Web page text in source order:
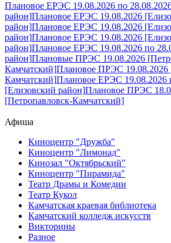
Плановое ЕРЭС 19.08.2026 по
район]Плановое ЕРЭС 19.08.2026
район]Плановое ЕРЭС 19.08.2026
район]Плановое ЕРЭС 19.08.2026
район]Плановое ЕРЭС 19.08.2026 по
район]Плановые ПРЭС 19.08.2026
Камчатский]Плановое ПРЭС 19.08.2026
Камчатский]Плановое ЕРЭС 19.08.2026
[Елизовский район]Плановое ПРЭС
[Петропавловск-Камчатский]
Афиша
Киноцентр "Дружба"
Киноцентр "Лимонад"
Кинозал "Октябрьский"
Киноцентр "Пирамида"
Театр Драмы и Комедии
Театр Кукол
Камчатская краевая библиотека
Камчатский колледж искусств
Викторины
Разное